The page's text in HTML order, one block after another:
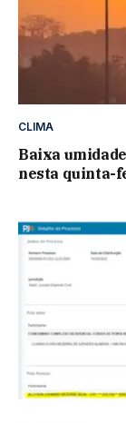
CLIMA
Baixa
nesta quinta-